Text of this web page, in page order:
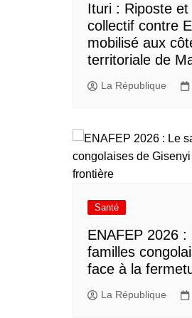
Ituri : Riposte
collectif contre
mobilisé aux
territoriale de
La République
Santé
ENAFEP 2026
familles
face à la
La République